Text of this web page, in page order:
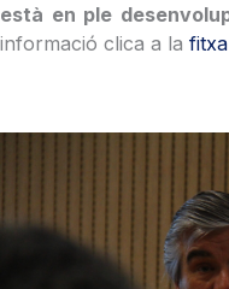
està en ple
informació clica a la